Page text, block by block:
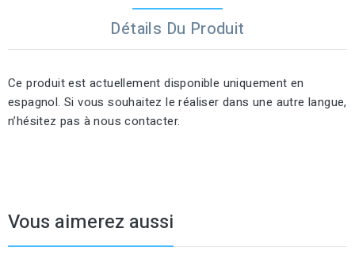
Détails Du Produit
Ce produit est actuellement disponible uniquement en
espagnol. Si vous souhaitez le réaliser dans une autre langue,
n’hésitez pas à nous contacter.
Vous aimerez aussi